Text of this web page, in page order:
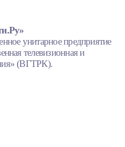
унитарное предприятие
телевизионная и
(ВГТРК).